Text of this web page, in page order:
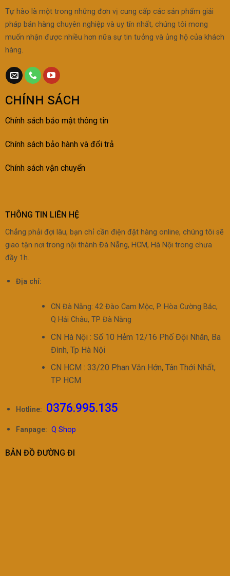
Tự hào là một trong những đơn vị cung cấp các sản phẩm giải
pháp bán hàng chuyên nghiệp và uy tín nhất, chúng tôi mong
muốn nhận được nhiều hơn nữa sự tin tưởng và ủng hộ của khách
hàng.
CHÍNH SÁCH
Chính sách bảo mật thông tin
Chính sách bảo hành và đổi trả
Chính sách vận chuyển
THÔNG TIN LIÊN HỆ
Chẳng phải đợi lâu, bạn chỉ cần điện đặt hàng online, chúng tôi sẽ
giao tận nơi trong nội thành Đà Nẵng, HCM, Hà Nội trong chưa
đầy 1h.
Địa chỉ:
CN Đà Nẵng: 42 Đào Cam Mộc, P. Hòa Cường Bắc,
Q Hải Châu, TP Đà Nẵng
CN Hà Nội : Số 10 Hẻm 12/16 Phố Đội Nhân, Ba
Đình, Tp Hà Nội
CN HCM : 33/20 Phan Văn Hớn, Tân Thới Nhất,
TP HCM
Hotline: 0376.995.135
Fanpage: Q Shop
BẢN ĐỒ ĐƯỜNG ĐI